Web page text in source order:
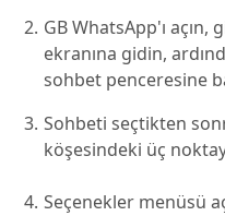
GB WhatsApp'ı
ekranına gidin,
sohbet penceresine
Sohbeti seçtikten
köşesindeki üç
Seçenekler menüsü